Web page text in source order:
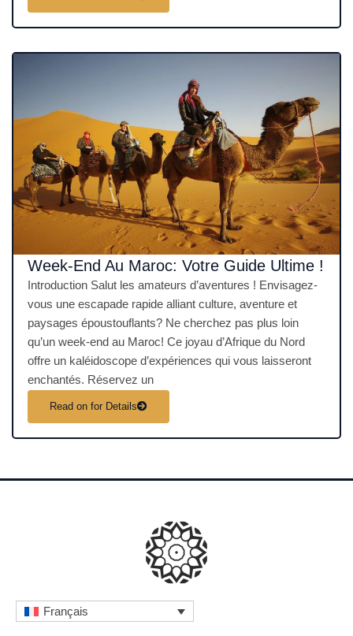
Week-End Au Maroc: Votre Guide Ultime !
Introduction Salut les amateurs d’aventures ! Envisagez-
vous une escapade rapide alliant culture, aventure et
paysages époustouflants? Ne cherchez pas plus loin
qu’un week-end au Maroc! Ce joyau d’Afrique du Nord
offre un kaléidoscope d’expériences qui vous laisseront
enchantés. Réservez un
Read on for Details
Français